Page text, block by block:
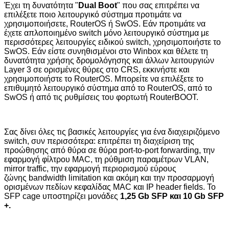
Έχει τη δυνατότητα " Dual Boot" που σας επιτρέπει να
επιλέξετε ποιο λειτουργικό σύστημα προτιμάτε να
χρησιμοποιήσετε, RouterOS ή SwOS. Εάν προτιμάτε να
έχετε απλοποιημένο switch μόνο λειτουργικό σύστημα με
περισσότερες λειτουργίες ειδικού switch, χρησιμοποιήστε το
SwOS. Εάν είστε συνηθισμένοι στο Winbox και θέλετε τη
δυνατότητα χρήσης δρομολόγησης και άλλων λειτουργιών
Layer 3 σε ορισμένες θύρες στο CRS, εκκινήστε και
χρησιμοποιήστε το RouterOS. Μπορείτε να επιλέξετε το
επιθυμητό λειτουργικό σύστημα από το RouterOS, από το
SwOS ή από τις ρυθμίσεις του φορτωτή RouterBOOT.
Σας δίνει όλες τις βασικές λειτουργίες για ένα διαχειριζόμενο
switch, συν περισσότερα: επιτρέπει τη διαχείριση της
προώθησης από θύρα σε θύρα port-to-port forwarding, την
εφαρμογή φίλτρου MAC, τη ρύθμιση παραμέτρων VLAN ,
mirror traffic, την εφαρμογή περιορισμού εύρους
ζώνης bandwidth limitation και ακόμη και την προσαρμογή
ορισμένων πεδίων κεφαλίδας MAC και IP header fields. Το
SFP cage υποστηρίζει μονάδες 1,25 Gb SFP και 10 Gb SFP
+.